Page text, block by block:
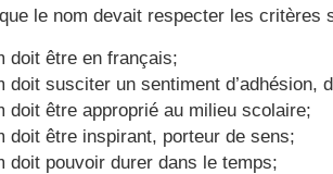
le nom devait respecter les critères
doit être en français;
doit susciter un sentiment d’adhésion,
doit être approprié au milieu scolaire;
doit être inspirant, porteur de sens;
doit pouvoir durer dans le temps;